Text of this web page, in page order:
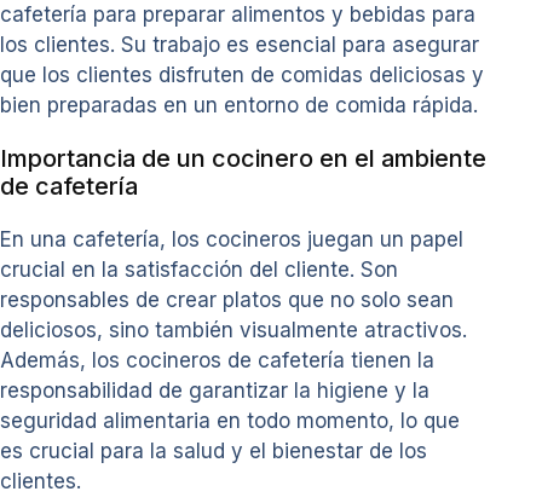
cafetería para preparar alimentos y bebidas para
los clientes. Su trabajo es esencial para asegurar
que los clientes disfruten de comidas deliciosas y
bien preparadas en un entorno de comida rápida.
Importancia de un cocinero en el ambiente
de cafetería
En una cafetería, los cocineros juegan un papel
crucial en la satisfacción del cliente. Son
responsables de crear platos que no solo sean
deliciosos, sino también visualmente atractivos.
Además, los cocineros de cafetería tienen la
responsabilidad de garantizar la higiene y la
seguridad alimentaria en todo momento, lo que
es crucial para la salud y el bienestar de los
clientes.